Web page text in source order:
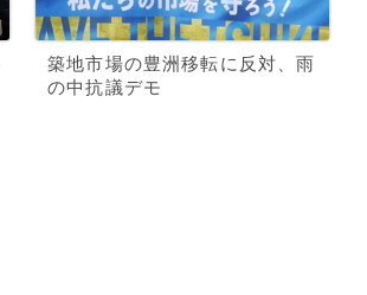
築地市場の豊洲移転に反対、雨
の中抗議デモ